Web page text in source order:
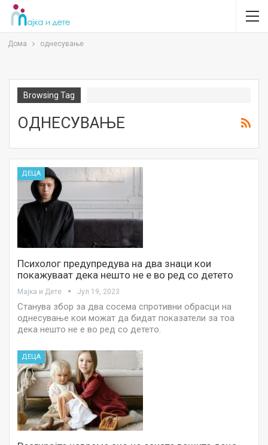
Дома однесување
Browsing Tag
ОДНЕСУВАЊЕ
ДЕЦА
Психолог предупредува на два знаци кои
покажуваат дека нешто не е во ред со детето
Мајка и Дете Јул 19, 2023
Станува збор за два сосема спротивни обрасци на
однесување кои можат да бидат показатели за тоа
дека нешто не е во ред со детето.
ДЕЦА